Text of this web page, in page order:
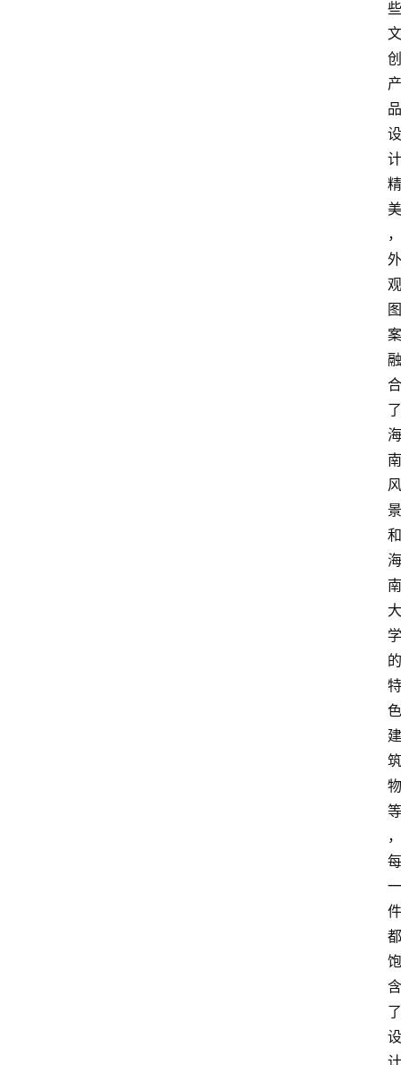
些
文
创
产
品
设
计
精
美
，
外
观
图
案
融
合
了
海
南
风
景
和
海
南
大
学
的
特
色
建
筑
物
等
，
每
一
件
都
饱
含
了
设
计